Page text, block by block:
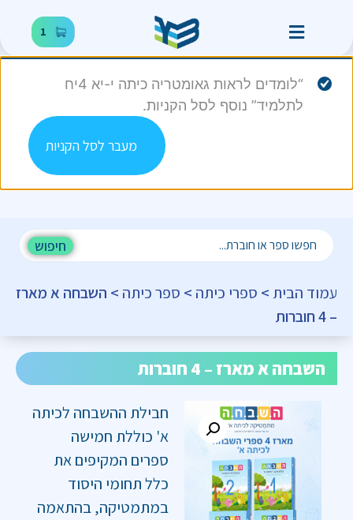
1
“לומדים לראות גאומטריה כיתה י-יא 4יח
לתלמיד” נוסף לסל הקניות.
מעבר לסל הקניות
חיפוש
עמוד הבית > ספרי כיתה > ספר כיתה > השבחה א מארז
– 4 חוברות
השבחה א מארז – 4 חוברות
חבילת ההשבחה לכיתה
א' כוללת חמישה
ספרים המקיפים את
כלל תחומי היסוד
במתמטיקה, בהתאמה